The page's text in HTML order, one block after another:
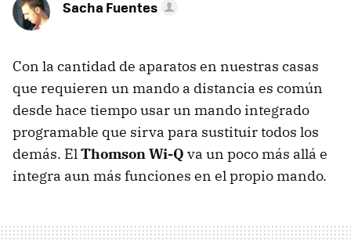
Sacha Fuentes
Con la cantidad de aparatos en nuestras casas
que requieren un mando a distancia es común
desde hace tiempo usar un mando integrado
programable que sirva para sustituir todos los
demás. ElThomson Wi-Q va un poco más allá e
integra aun más funciones en el propio mando.